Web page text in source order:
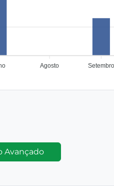
Agosto Setembro
Avançado